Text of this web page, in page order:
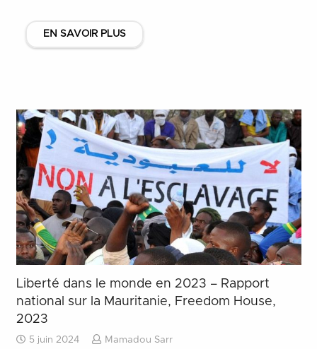
EN SAVOIR PLUS
Liberté dans le monde en 2023 – Rapport
national sur la Mauritanie, Freedom House,
2023
5 juin 2024
Mamadou Sarr